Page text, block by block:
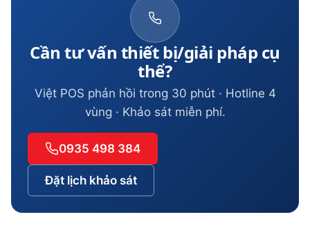
Cần tư vấn thiết bị/giải pháp cụ
thể?
Việt POS phản hồi trong 30 phút · Hotline 4
vùng · Khảo sát miễn phí.
0935 498 384
Đặt lịch khảo sát